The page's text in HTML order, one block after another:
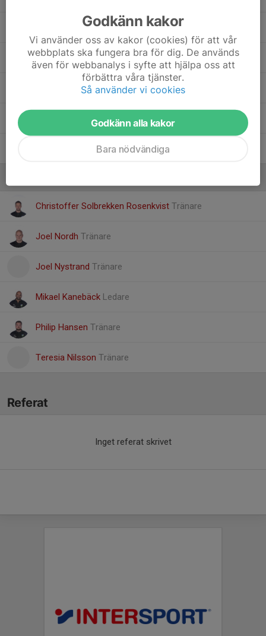
20. Olle Lönnbring
21. Thor Ekdahl Palm
23. Tyko Hansen
27. Villiam Lopez
26. Vincent Wahlin
Christoffer Solbrekken Rosenkvist Tränare
Joel Nordh Tränare
Joel Nystrand Tränare
Mikael Kanebäck Ledare
Philip Hansen Tränare
Teresia Nilsson Tränare
Referat
Inget referat skrivet
Godkänn kakor
Vi använder oss av kakor (cookies) för att vår
webbplats ska fungera bra för dig. De används
även för webbanalys i syfte att hjälpa oss att
förbättra våra tjänster.
Så använder vi cookies
Godkänn alla kakor
Bara nödvändiga